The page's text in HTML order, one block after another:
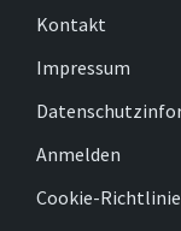
Kontakt
Impressum
Anmelden
Cookie-Richtlinie